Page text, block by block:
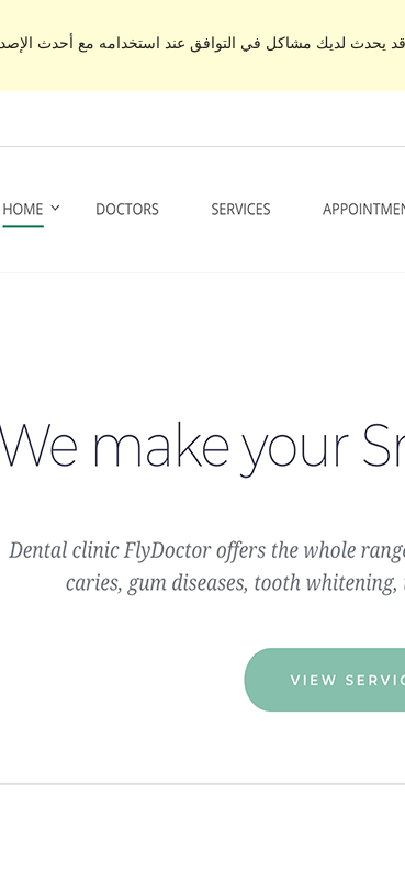
يحدث لديك مشاكل في التوافق عند استخدامه مع أحدث
النسخة
Last updated